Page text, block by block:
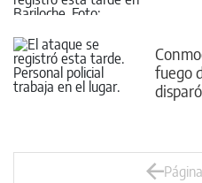
fuego